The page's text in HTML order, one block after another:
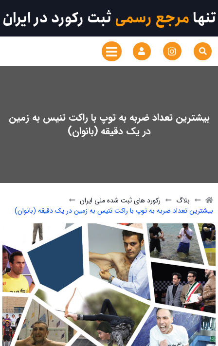
تنهامرجع رسمیثبت رکورد در ایران
بیشترین تعداد ضربه به توپ با راکت تنیس به زمین
در یک دقیقه (بانوان)
بلاگ
رکورد های ثبت شده ملی ایران
بیشترین تعداد ضربه به توپ با راکت تنیس به زمین در یک دقیقه (بانوان)